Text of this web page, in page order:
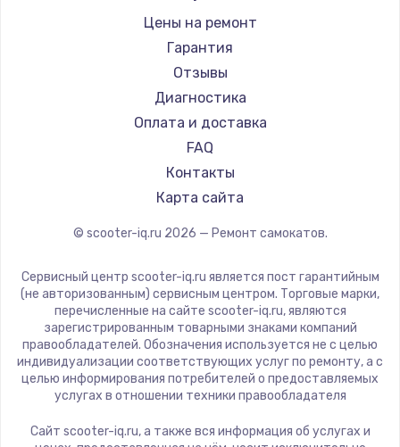
Shorner
Joyor
Minimotors
Bork
Segway
KIRIN
Цены на ремонт
Гарантия
Отзывы
Диагностика
Оплата и доставка
FAQ
Контакты
Карта сайта
© scooter-iq.ru 2026 — Ремонт самокатов.
Сервисный центр scooter-iq.ru является пост гарантийным
(не авторизованным) сервисным центром. Торговые марки,
перечисленные на сайте scooter-iq.ru, являются
зарегистрированным товарными знаками компаний
правообладателей. Обозначения используется не с целью
индивидуализации соответствующих услуг по ремонту, а с
целью информирования потребителей о предоставляемых
услугах в отношении техники правообладателя
Сайт scooter-iq.ru, а также вся информация об услугах и